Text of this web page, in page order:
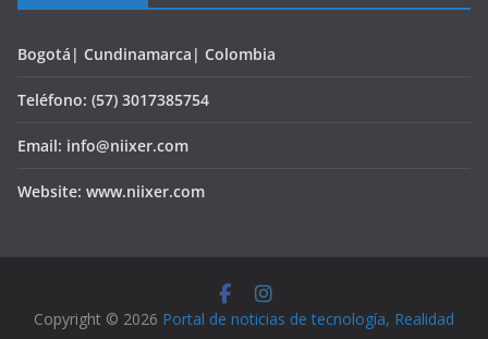
Bogotá| Cundinamarca| Colombia
Teléfono: (57) 3017385754
Email: info@niixer.com
Website: www.niixer.com
Copyright © 2026 Portal de noticias de tecnología, Realidad